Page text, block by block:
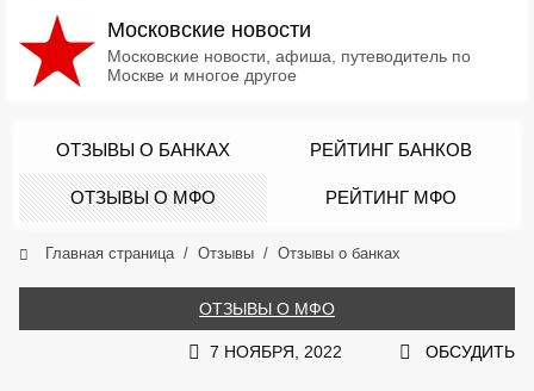
Московские новости
Московские новости, афиша, путеводитель по
Москве и многое другое
ОТЗЫВЫ О БАНКАХ РЕЙТИНГ БАНКОВ
ОТЗЫВЫ О МФО РЕЙТИНГ МФО
Главная страница Отзывы Отзывы о банках
ОТЗЫВЫ О МФО
7 НОЯБРЯ, 2022 ОБСУДИТЬ